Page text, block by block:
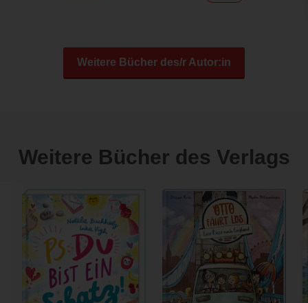
Weitere Bücher des/r Autor:in
Weitere Bücher des Verlags